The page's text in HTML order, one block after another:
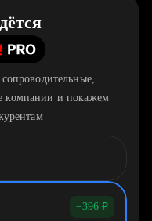
компании и покажем
−396 ₽